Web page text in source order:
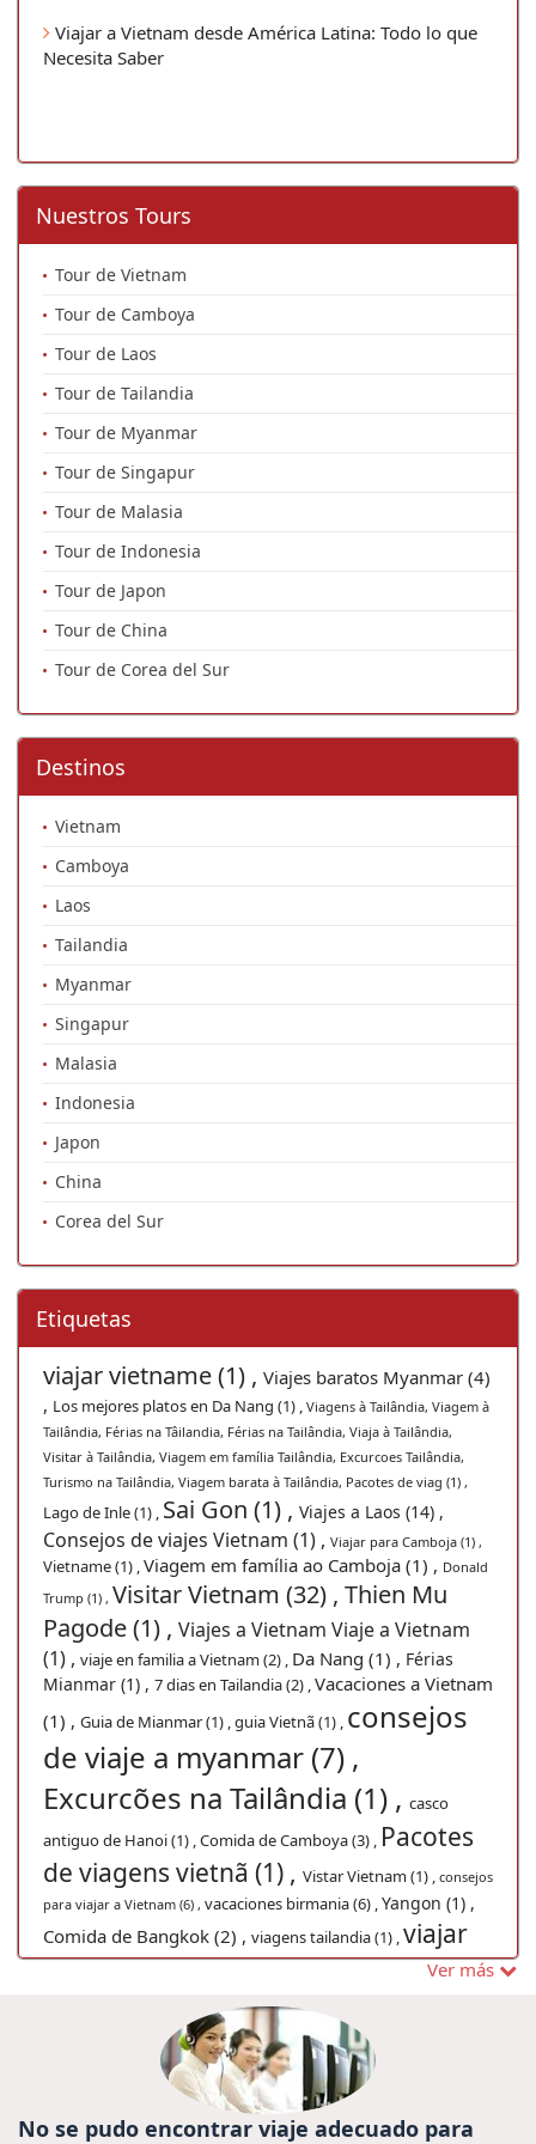
Viajar a Vietnam desde América Latina: Todo lo que
Necesita Saber
Nuestros Tours
Tour de Vietnam
Tour de Camboya
Tour de Laos
Tour de Tailandia
Tour de Myanmar
Tour de Singapur
Tour de Malasia
Tour de Indonesia
Tour de Japon
Tour de China
Tour de Corea del Sur
Destinos
Vietnam
Camboya
Laos
Tailandia
Myanmar
Singapur
Malasia
Indonesia
Japon
China
Corea del Sur
Etiquetas
viajar vietname (1) , Viajes baratos Myanmar (4)
, Los mejores platos en Da Nang (1) , Viagens à Tailândia, Viagem à
Tailândia, Férias na Tâilandia, Férias na Tailândia, Viaja à Tailândia,
Visitar à Tailândia, Viagem em família Tailândia, Excurcoes Tailândia,
Turismo na Tailândia, Viagem barata à Tailândia, Pacotes de viag (1) ,
Lago de Inle (1) , Sai Gon (1) , Viajes a Laos (14) ,
Consejos de viajes Vietnam (1) , Viajar para Camboja (1) ,
Vietname (1) ,Viagem em família ao Camboja (1) , Donald
Trump (1) , Visitar Vietnam (32) , Thien Mu
Pagode (1) , Viajes a Vietnam Viaje a Vietnam
(1) , viaje en familia a Vietnam (2) , Da Nang (1) , Férias
Mianmar (1) , 7 dias en Tailandia (2) ,Vacaciones a Vietnam
(1) , Guia de Mianmar (1) ,guia Vietnã (1) , consejos
de viaje a myanmar (7) ,
Excurcões na Tailândia (1) , casco
antiguo de Hanoi (1) ,Comida de Camboya (3) , Pacotes
de viagens vietnã (1) , Vistar Vietnam (1) , consejos
para viajar a Vietnam (6) , vacaciones birmania (6) ,Yangon (1) ,
Comida de Bangkok (2) , viagens tailandia (1) ,viajar
no vietnam (1) ,Viagem Camboja (1) ,
Consejos de viajes Indochina (8) ,
a vietnam,vacaciones vietnam,viajes Hoian,viajar a
Viagem para Myanmar (1) , cultura
ferias vietname (1) ,
bagan (1) ,Excursões em Myanmar (1) ,vacaciones ho
Ver más
No se pudo encontrar viaje adecuado para